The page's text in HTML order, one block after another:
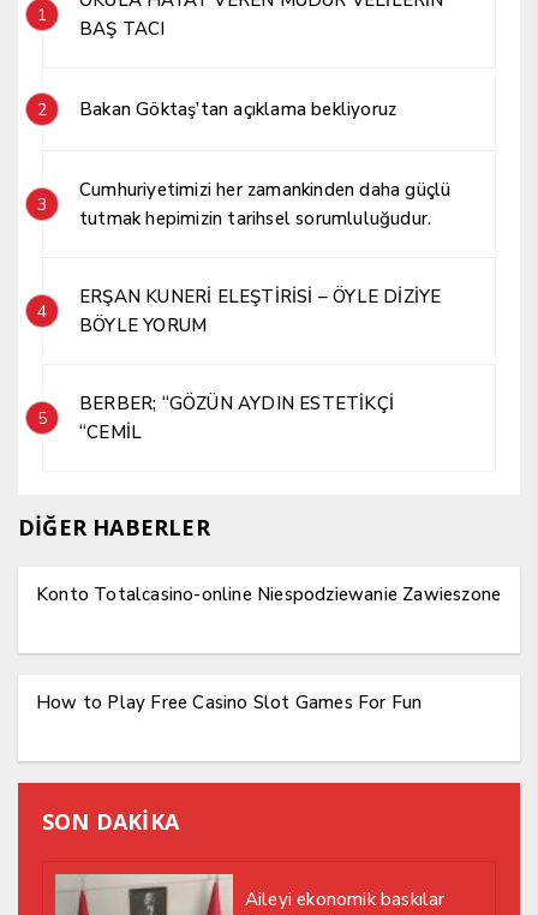
1
BAŞ TACI
2 Bakan Göktaş’tan açıklama bekliyoruz
3
Cumhuriyetimizi her zamankinden daha güçlü
tutmak hepimizin tarihsel sorumluluğudur.
4
ERŞAN KUNERİ ELEŞTİRİSİ – ÖYLE DİZİYE
BÖYLE YORUM
5
BERBER; “GÖZÜN AYDIN ESTETİKÇİ
“CEMİL
DİĞER HABERLER
Konto Totalcasino-online Niespodziewanie Zawieszone
How to Play Free Casino Slot Games For Fun
SON DAKİKA
Aileyi ekonomik baskılar